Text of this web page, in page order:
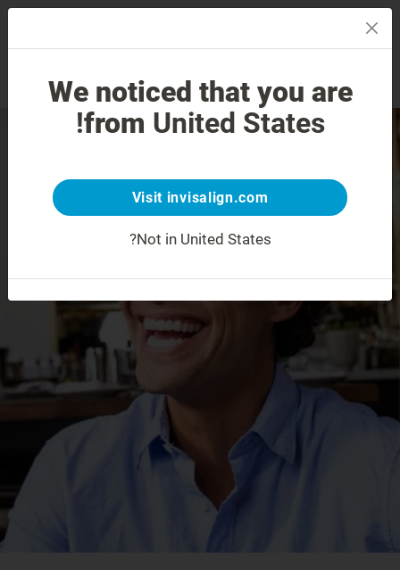
تقييم الابتسامة اعثر على طبيب
We noticed that you are
from United States!
Visit invisalign.com
Not in United States?